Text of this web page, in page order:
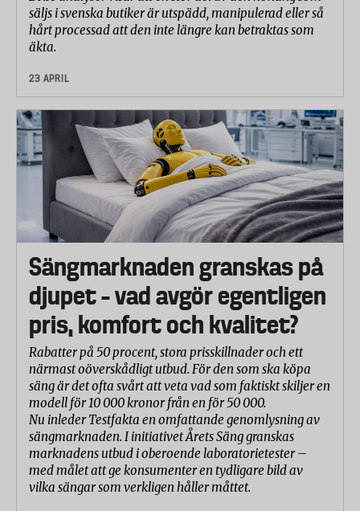
säljs i svenska butiker är utspädd, manipulerad eller så
hårt processad att den inte längre kan betraktas som
äkta.
23 APRIL
Sängmarknaden granskas på
djupet – vad avgör egentligen
pris, komfort och kvalitet?
Rabatter på 50 procent, stora prisskillnader och ett
närmast oöverskådligt utbud. För den som ska köpa
säng är det ofta svårt att veta vad som faktiskt skiljer en
modell för 10 000 kronor från en för 50 000.
Nu inleder Testfakta en omfattande genomlysning av
sängmarknaden. I initiativet Årets Säng granskas
marknadens utbud i oberoende laboratorietester –
med målet att ge konsumenter en tydligare bild av
vilka sängar som verkligen håller måttet.